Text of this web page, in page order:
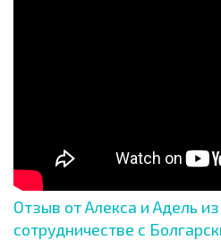
Отзыв от Алекса и Адель
сотрудничестве с